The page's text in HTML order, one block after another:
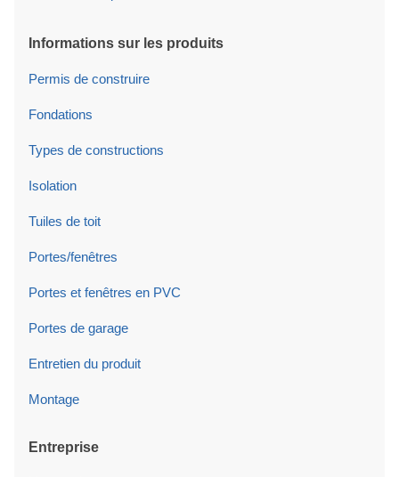
Informations sur les produits
Permis de construire
Fondations
Types de constructions
Isolation
Tuiles de toit
Portes/fenêtres
Portes et fenêtres en PVC
Portes de garage
Entretien du produit
Montage
Entreprise